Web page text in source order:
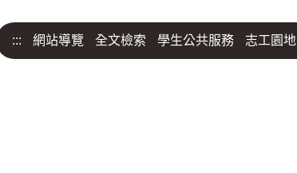
::: 網站導覽 全文檢索 學生公共服務 志工園地